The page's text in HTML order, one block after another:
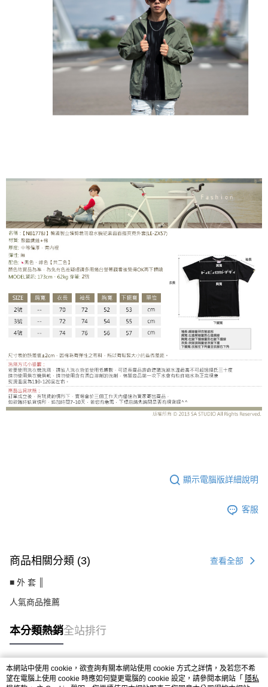
顯示電腦版詳細說明
客服
商品相關分類 (3) 查看全部
■ 外 套 ║
人氣商品推薦
本分類熱銷全站排行
熱門標籤
本網站中使用 cookie，欲查詢有關本網站使用 cookie 方式之詳情，及若您不希
望在電腦上使用 cookie 時應如何變更電腦的 cookie 設定，請參閱本網站「 隱私